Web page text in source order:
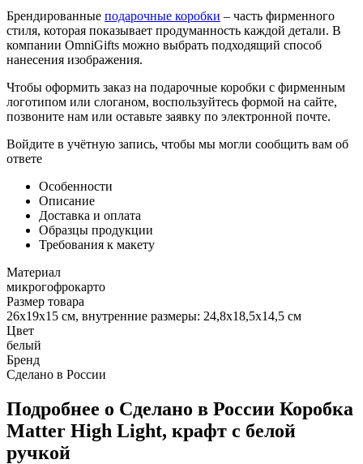
Брендированные подарочные коробки – часть фирменного
стиля, которая показывает продуманность каждой детали. В
компании OmniGifts можно выбрать подходящий способ
нанесения изображения.
Чтобы оформить заказ на подарочные коробки с фирменным
логотипом или слоганом, воспользуйтесь формой на сайте,
позвоните нам или оставьте заявку по электронной почте.
Войдите в учётную запись, чтобы мы могли сообщить вам об
ответе
Особенности
Описание
Доставка и оплата
Образцы продукции
Требования к макету
Материал
микрогофрокарто
Размер товара
26x19x15 см, внутренние размеры: 24,8x18,5x14,5 см
Цвет
белый
Бренд
Сделано в России
Подробнее о Сделано в России Коробка
Matter High Light, крафт с белой
ручкой